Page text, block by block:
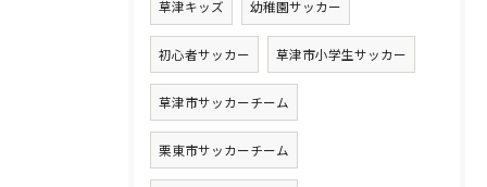
草津キッズ 幼稚園サッカー
初心者サッカー 草津市小学生サッカー
草津市サッカーチーム
栗東市サッカーチーム